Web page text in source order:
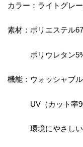
カラー：ライトグレ
素材：ポリエステル
ポリウレタン
機能：ウォッシャブル
UV（カット率90
環境にやさしい